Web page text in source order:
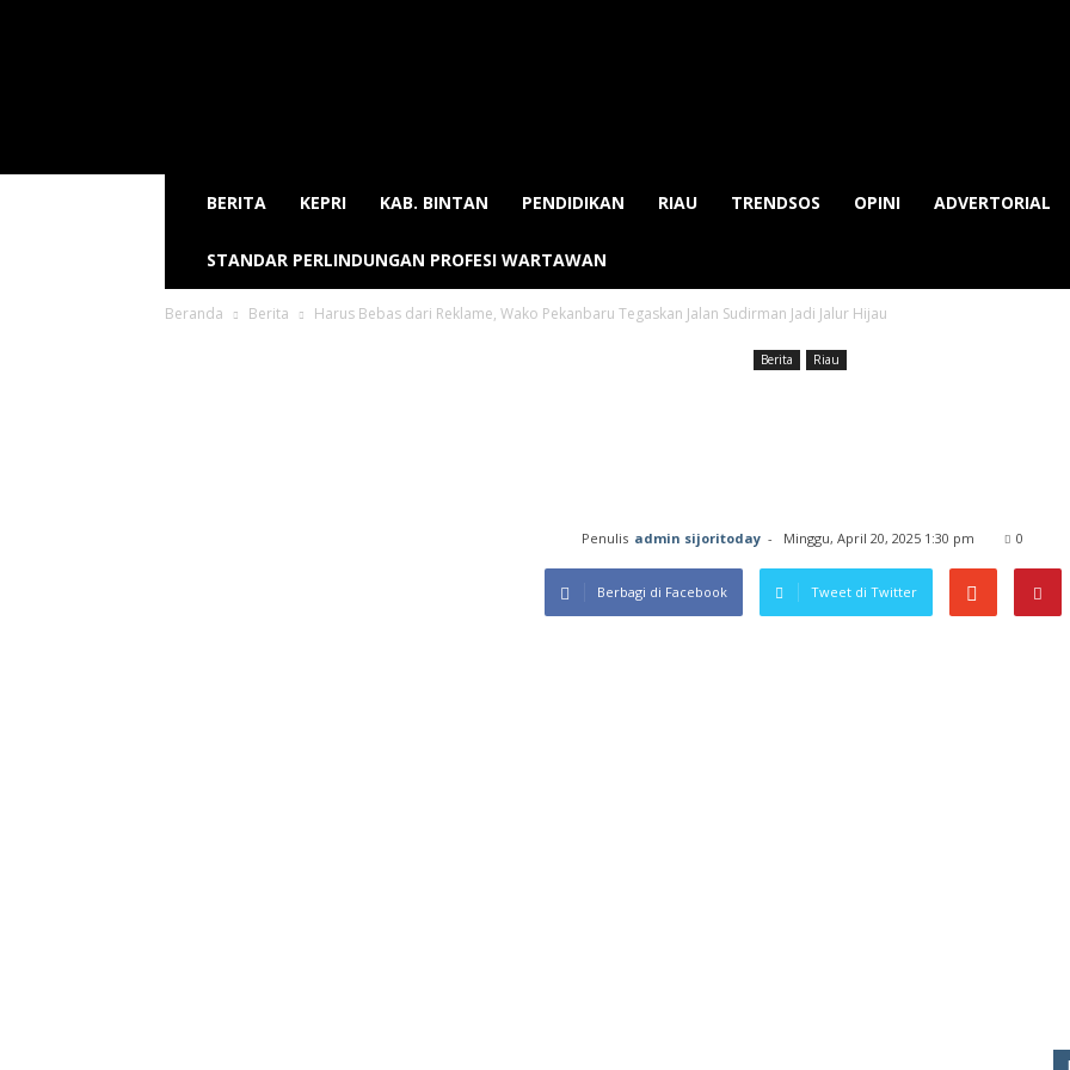
BERITA KEPRI KAB. BINTAN PENDIDIKAN RIAU TRENDSOS OPINI ADVERTORIAL
STANDAR PERLINDUNGAN PROFESI WARTAWAN
Beranda Berita Harus Bebas dari Reklame, Wako Pekanbaru Tegaskan Jalan Sudirman Jadi Jalur Hijau
Berita Riau
Penulis admin sijoritoday - Minggu, April 20, 2025 1:30 pm 0
Berbagi di Facebook Tweet di Twitter